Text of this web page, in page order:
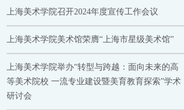
上海美术学院召开2024年度宣传工作会议
上海美术学院美术馆荣膺“上海市星级美术馆”
上海美术学院举办“转型与跨越：面向未来的高
等美术院校 一流专业建设暨美育教育探索”学术
研讨会